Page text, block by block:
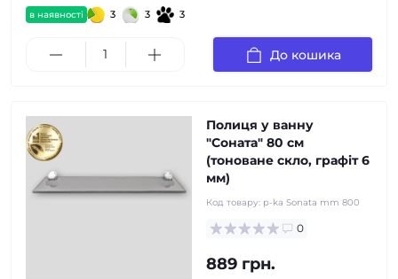
в наявності 3 3 3
До кошика
Полиця у ванну
"Соната" 80 см
(тоноване скло, графiт 6
мм)
Код товару: p-ka Sonata mm 800
0
889 грн.